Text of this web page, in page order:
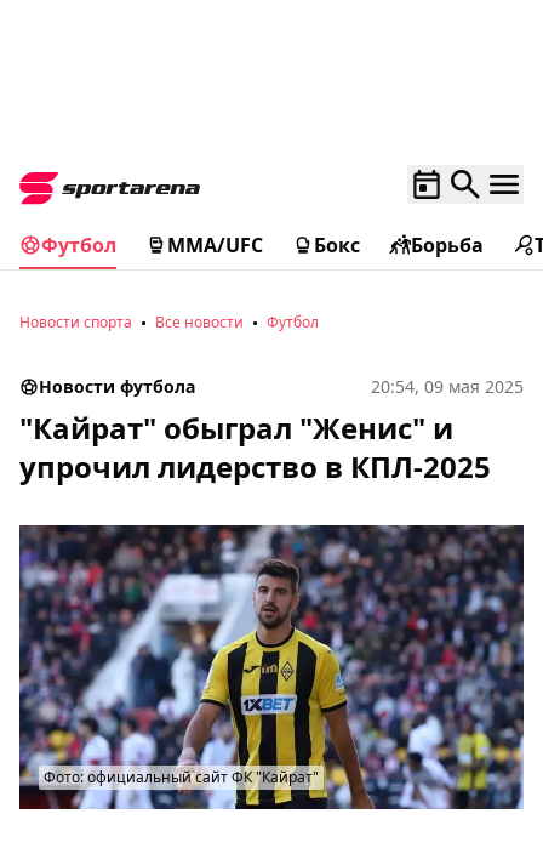
Футбол MMA/UFC Бокс Борьба
Новости спорта Все новости Футбол
Новости футбола 20:54, 09 мая 2025
"Кайрат" обыграл "Женис" и
упрочил лидерство в КПЛ-2025
Фото: официальный сайт ФК "Кайрат"